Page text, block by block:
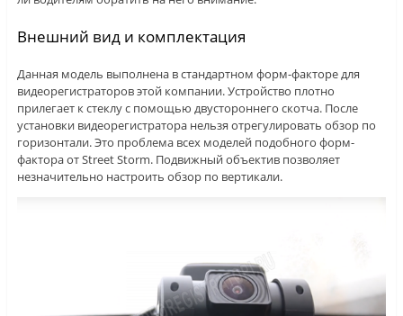
Внешний вид и комплектация
Данная модель выполнена в стандартном форм-факторе для
видеорегистраторов этой компании. Устройство плотно
прилегает к стеклу с помощью двустороннего скотча. После
установки видеорегистратора нельзя отрегулировать обзор по
горизонтали. Это проблема всех моделей подобного форм-
фактора от Street Storm. Подвижный объектив позволяет
незначительно настроить обзор по вертикали.